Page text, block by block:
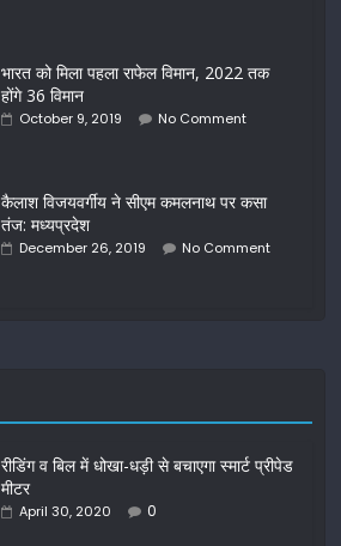
भारत को मिला पहला राफेल विमान, 2022 तक
होंगे 36 विमान
October 9, 2019 No Comment
कैलाश विजयवर्गीय ने सीएम कमलनाथ पर कसा
तंज: मध्यप्रदेश
December 26, 2019 No Comment
रीडिंग व बिल में धोखा-धड़ी से बचाएगा स्मार्ट प्रीपेड
मीटर
April 30, 2020 0